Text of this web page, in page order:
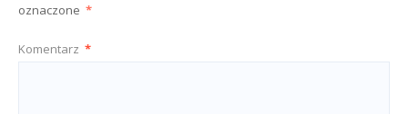
oznaczone *
Komentarz *